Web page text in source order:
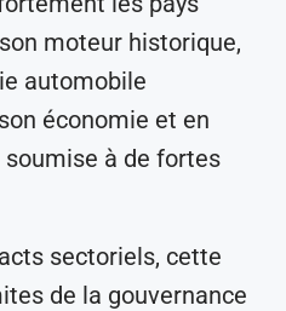
moteur historique,
automobile
économie et en
à de fortes
sectoriels, cette
de la gouvernance